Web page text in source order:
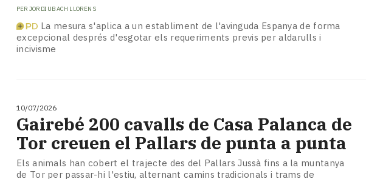
PER JORDI UBACH LLORENS
La mesura s'aplica a un establiment de l'avinguda Espanya de forma
excepcional després d'esgotar els requeriments previs per aldarulls i
incivisme
10/07/2026
Gairebé 200 cavalls de Casa Palanca de
Tor creuen el Pallars de punta a punta
Els animals han cobert el trajecte des del Pallars Jussà fins a la muntanya
de Tor per passar-hi l'estiu, alternant camins tradicionals i trams de